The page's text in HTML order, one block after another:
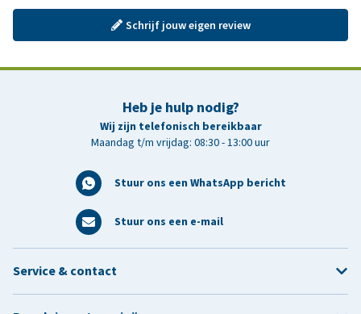
Schrijf jouw eigen review
Heb je hulp nodig?
Wij zijn telefonisch bereikbaar
Maandag t/m vrijdag: 08:30 - 13:00 uur
Stuur ons een WhatsApp bericht
Stuur ons een e-mail
Service & contact